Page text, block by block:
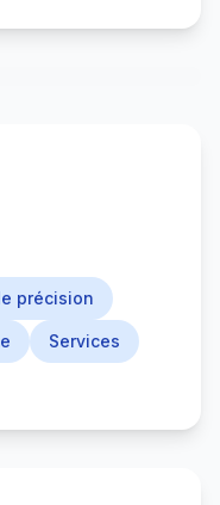
précision
Services